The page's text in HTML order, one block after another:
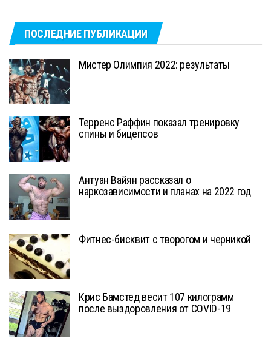
ПОСЛЕДНИЕ ПУБЛИКАЦИИ
Мистер Олимпия 2022: результаты
Терренс Раффин показал тренировку
спины и бицепсов
Антуан Вайян рассказал о
наркозависимости и планах на 2022 год
Фитнес-бисквит с творогом и черникой
Крис Бамстед весит 107 килограмм
после выздоровления от COVID-19